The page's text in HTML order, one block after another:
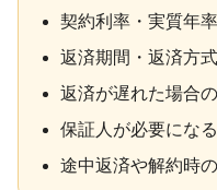
契約利率・実質年
返済期間・返済方
返済が遅れた場合
保証人が必要にな
途中返済や解約時